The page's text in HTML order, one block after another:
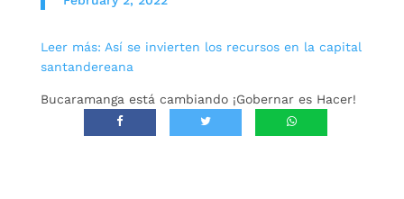
Leer más: Así se invierten los recursos en la capital
santandereana
Bucaramanga está cambiando ¡Gobernar es Hacer!